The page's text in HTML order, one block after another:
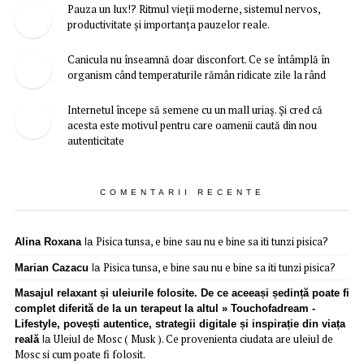
Pauza un lux!? Ritmul vieții moderne, sistemul nervos,
productivitate și importanța pauzelor reale.
Canicula nu înseamnă doar disconfort. Ce se întâmplă în
organism când temperaturile rămân ridicate zile la rând
Internetul începe să semene cu un mall uriaș. Și cred că
acesta este motivul pentru care oamenii caută din nou
autenticitate
COMENTARII RECENTE
Alina Roxanala Pisica tunsa, e bine sau nu e bine sa iti tunzi pisica?
Marian Cazacu la Pisica tunsa, e bine sau nu e bine sa iti tunzi pisica?
Masajul relaxant și uleiurile folosite. De ce aceeași ședință poate fi
complet diferită de la un terapeut la altul » Touchofadream -
Lifestyle, povești autentice, strategii digitale și inspirație din viața
realălaUleiul de Mosc ( Musk ). Ce provenienta ciudata are uleiul de
Mosc si cum poate fi folosit.